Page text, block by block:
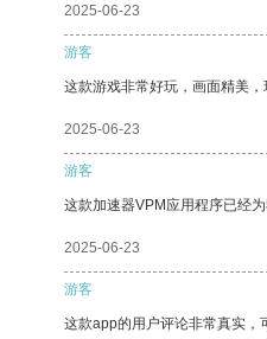
2025-06-23
游客
这款游戏非常好玩，画面精美
2025-06-23
游客
这款加速器VPM应用程序已经
2025-06-23
游客
这款app的用户评论非常真实，